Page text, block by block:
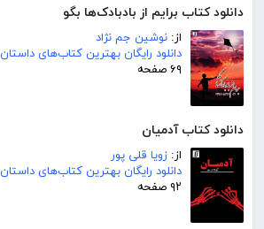
دانلود کتاب برایم از بادبادک‌ها بگو
از: نوشین جم نژاد
دانلود رایگان بهترین کتاب‌های داستان
۶۹ صفحه
دانلود کتاب آدمیان
از: زویا قلی پور
دانلود رایگان بهترین کتاب‌های داستان
۹۲ صفحه